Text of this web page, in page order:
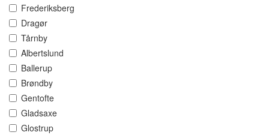
Frederiksberg
Dragør
Tårnby
Albertslund
Ballerup
Brøndby
Gentofte
Gladsaxe
Glostrup